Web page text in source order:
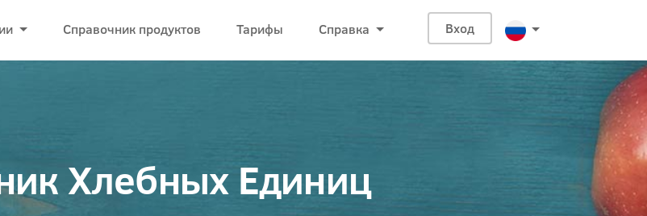
Справочник продуктов Тарифы Справка Вход
Хлебных Единиц